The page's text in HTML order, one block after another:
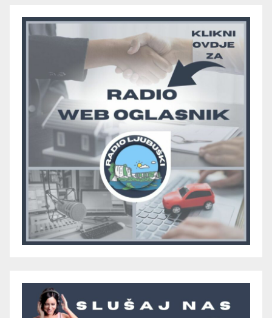
Grma “vratio u igru”